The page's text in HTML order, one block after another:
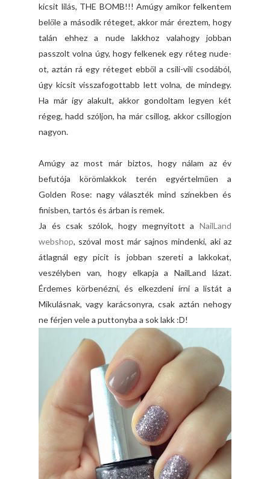
kicsit lilás, THE BOMB!!! Amúgy amikor felkentem
belőle a második réteget, akkor már éreztem, hogy
talán ehhez a nude lakkhoz valahogy jobban
passzolt volna úgy, hogy felkenek egy réteg nude-
ot, aztán rá egy réteget ebből a csili-vili csodából,
úgy kicsit visszafogottabb lett volna, de mindegy.
Ha már így alakult, akkor gondoltam legyen két
régeg, hadd szóljon, ha már csillog, akkor csillogjon
nagyon.
Amúgy az most már biztos, hogy nálam az év
befutója körömlakkok terén egyértelműen a
Golden Rose: nagy választék mind színekben és
finisben, tartós és árban is remek.
Ja és csak szólok, hogy megnyitott a NailLand
webshop, szóval most már sajnos mindenki, aki az
átlagnál egy picit is jobban szereti a lakkokat,
veszélyben van, hogy elkapja a NailLand lázat.
Érdemes körbenézni, és elkezdeni írni a listát a
Mikulásnak, vagy karácsonyra, csak aztán nehogy
ne férjen vele a puttonyba a sok lakk :D!